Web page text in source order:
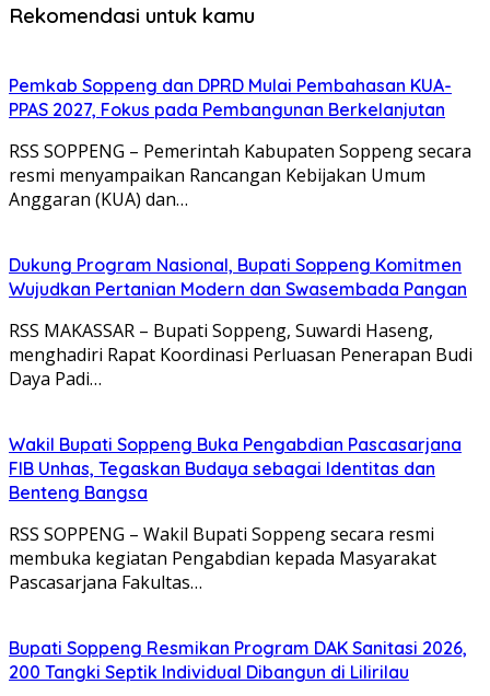
Rekomendasi untuk kamu
Pemkab Soppeng dan DPRD Mulai Pembahasan KUA-
PPAS 2027, Fokus pada Pembangunan Berkelanjutan
RSS SOPPENG – Pemerintah Kabupaten Soppeng secara
resmi menyampaikan Rancangan Kebijakan Umum
Anggaran (KUA) dan…
Dukung Program Nasional, Bupati Soppeng Komitmen
Wujudkan Pertanian Modern dan Swasembada Pangan
RSS MAKASSAR – Bupati Soppeng, Suwardi Haseng,
menghadiri Rapat Koordinasi Perluasan Penerapan Budi
Daya Padi…
Wakil Bupati Soppeng Buka Pengabdian Pascasarjana
FIB Unhas, Tegaskan Budaya sebagai Identitas dan
Benteng Bangsa
RSS SOPPENG – Wakil Bupati Soppeng secara resmi
membuka kegiatan Pengabdian kepada Masyarakat
Pascasarjana Fakultas…
Bupati Soppeng Resmikan Program DAK Sanitasi 2026,
200 Tangki Septik Individual Dibangun di Lilirilau